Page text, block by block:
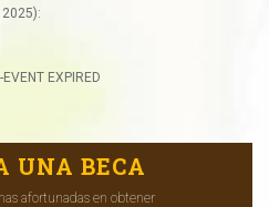
2025):
EXPIRED
UNA BECA
afortunadas en obtener